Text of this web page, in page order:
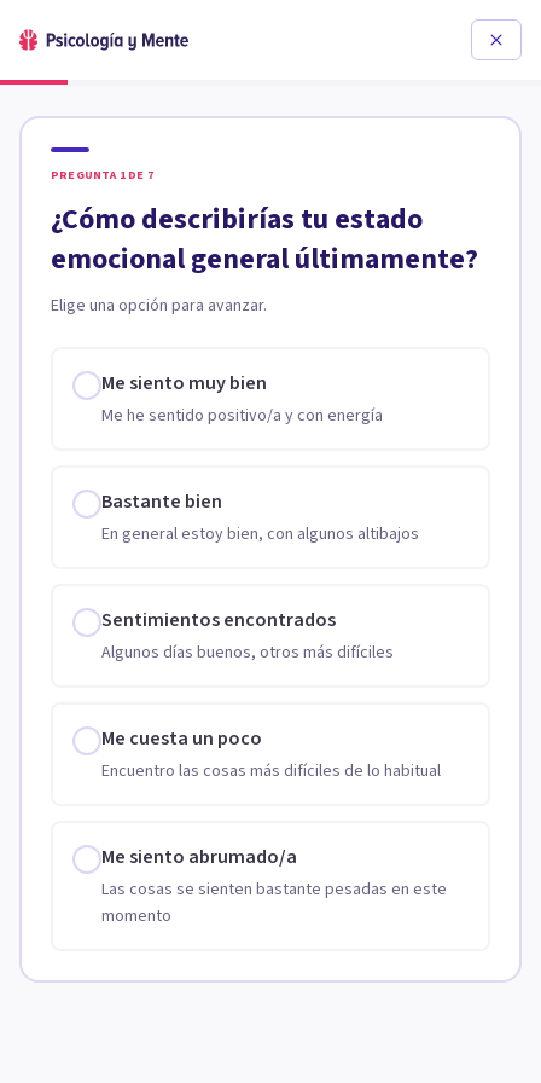
PREGUNTA 1 DE 7
¿Cómo describirías tu estado
emocional general últimamente?
Elige una opción para avanzar.
Me siento muy bien
Me he sentido positivo/a y con energía
Bastante bien
En general estoy bien, con algunos altibajos
Sentimientos encontrados
Algunos días buenos, otros más difíciles
Me cuesta un poco
Encuentro las cosas más difíciles de lo habitual
Me siento abrumado/a
Las cosas se sienten bastante pesadas en este
momento